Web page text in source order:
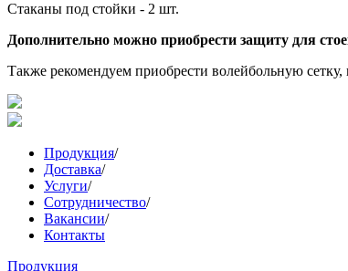
Стаканы под стойки - 2 шт.
Дополнительно можно приобрести защиту для
Также рекомендуем приобрести волейбольную сетку,
Продукция/
Доставка/
Услуги/
Сотрудничество/
Вакансии/
Контакты
Продукция